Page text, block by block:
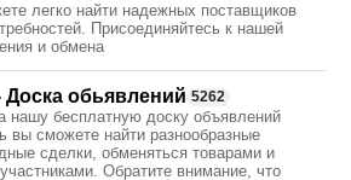
легко найти надежных поставщиков
Присоединяйтесь к нашей
и обмена
обьявлений 5262
нашу бесплатную доску объявлений
вы сможете найти разнообразные
сделки, обменяться товарами и
Обратите внимание, что